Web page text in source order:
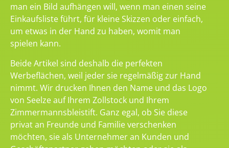
man ein Bild aufhängen will, wenn man einen seine
Einkaufsliste führt, für kleine Skizzen oder einfach,
um etwas in der Hand zu haben, womit man
spielen kann.
Beide Artikel sind deshalb die perfekten
Werbeflächen, weil jeder sie regelmäßig zur Hand
nimmt. Wir drucken Ihnen den Name und das Logo
von Seelze auf Ihrem Zollstock und Ihrem
Zimmermannsbleistift. Ganz egal, ob Sie diese
privat an Freunde und Familie verschenken
möchten, sie als Unternehmer an Kunden und